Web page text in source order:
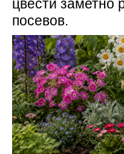
цвести заметно
посевов.